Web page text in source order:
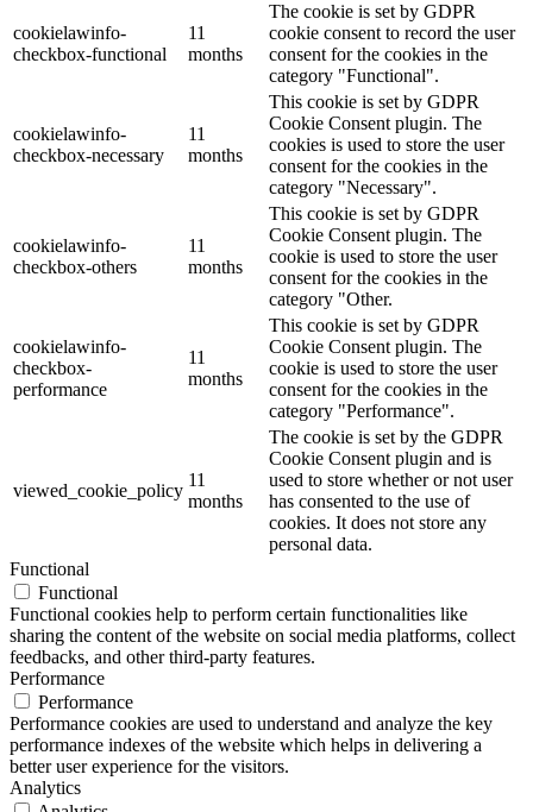
cookielawinfo-
checkbox-functional
11
months
The cookie is set by GDPR
cookie consent to record the user
consent for the cookies in the
category "Functional".
cookielawinfo-
checkbox-necessary
11
months
This cookie is set by GDPR
Cookie Consent plugin. The
cookies is used to store the user
consent for the cookies in the
category "Necessary".
cookielawinfo-
checkbox-others
11
months
This cookie is set by GDPR
Cookie Consent plugin. The
cookie is used to store the user
consent for the cookies in the
category "Other.
cookielawinfo-
checkbox-
performance
11
months
This cookie is set by GDPR
Cookie Consent plugin. The
cookie is used to store the user
consent for the cookies in the
category "Performance".
viewed_cookie_policy
11
months
The cookie is set by the GDPR
Cookie Consent plugin and is
used to store whether or not user
has consented to the use of
cookies. It does not store any
personal data.
Functional
Functional
Functional cookies help to perform certain functionalities like
sharing the content of the website on social media platforms, collect
feedbacks, and other third-party features.
Performance
Performance
Performance cookies are used to understand and analyze the key
performance indexes of the website which helps in delivering a
better user experience for the visitors.
Analytics